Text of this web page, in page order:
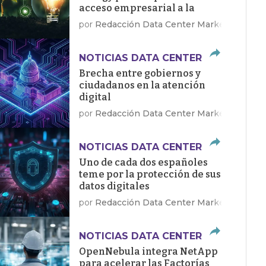
acceso empresarial a la
energía limpia
por Redacción Data Center Market
NOTICIAS DATA CENTER
Brecha entre gobiernos y
ciudadanos en la atención
digital
por Redacción Data Center Market
NOTICIAS DATA CENTER
Uno de cada dos españoles
teme por la protección de sus
datos digitales
por Redacción Data Center Market
NOTICIAS DATA CENTER
OpenNebula integra NetApp
para acelerar las Factorías